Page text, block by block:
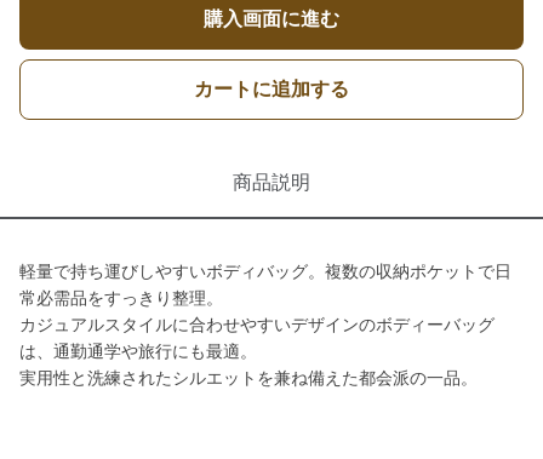
購入画面に進む
カートに追加する
商品説明
軽量で持ち運びしやすいボディバッグ。複数の収納ポケットで日
常必需品をすっきり整理。
カジュアルスタイルに合わせやすいデザインのボディーバッグ
は、通勤通学や旅行にも最適。
実用性と洗練されたシルエットを兼ね備えた都会派の一品。